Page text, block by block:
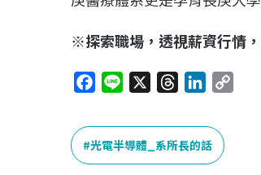
※探索職場，透視薪資行情
c
e
b
n
e
r
e
a
n
k
e
光電半導體_系所長的話